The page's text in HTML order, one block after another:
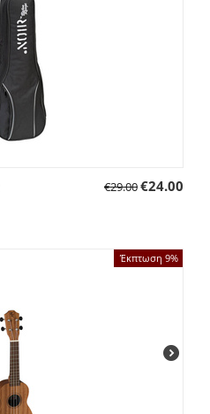
€29.00€24.00
Έκπτωση 9%